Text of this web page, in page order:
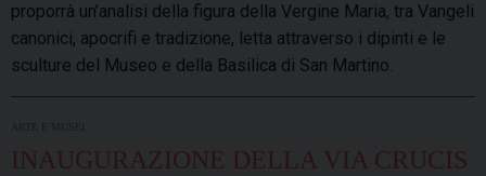
proporrà un’analisi della figura della Vergine Maria, tra Vangeli
canonici, apocrifi e tradizione, letta attraverso i dipinti e le
sculture del Museo e della Basilica di San Martino.
INAUGURAZIONE DELLA VIA CRUCIS